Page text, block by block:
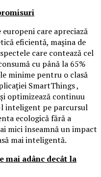
care apreciază
eficientă, mașina de
care contează cel
cu până la 65%
minime pentru o clasă
SmartThings ,
optimizează continuu
l inteligent pe parcursul
ecologică fără a
mici înseamnă un impact
mai inteligentă.
mai adânc decât la